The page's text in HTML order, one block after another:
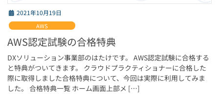
2021年10月19日
AWS
AWS認定試験の合格特典
DXソリューション事業部のはたけです。 AWS認定試験に合格する
と特典がついてきます。 クラウドプラクティショナーに合格した
際に取得しました合格特典について、今回は実際に利用してみま
した。 合格特典一覧 ホーム画面上部メ […]